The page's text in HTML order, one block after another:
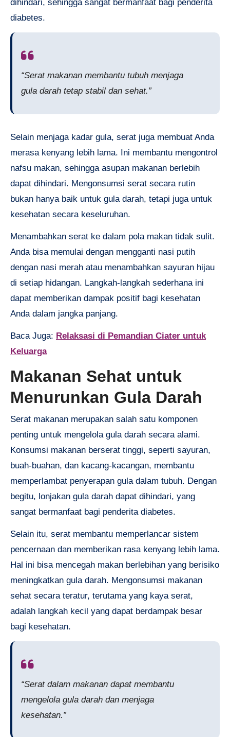
dihindari, sehingga sangat bermanfaat bagi penderita
diabetes.
“Serat makanan membantu tubuh menjaga
gula darah tetap stabil dan sehat.”
Selain menjaga kadar gula, serat juga membuat Anda
merasa kenyang lebih lama. Ini membantu mengontrol
nafsu makan, sehingga asupan makanan berlebih
dapat dihindari. Mengonsumsi serat secara rutin
bukan hanya baik untuk gula darah, tetapi juga untuk
kesehatan secara keseluruhan.
Menambahkan serat ke dalam pola makan tidak sulit.
Anda bisa memulai dengan mengganti nasi putih
dengan nasi merah atau menambahkan sayuran hijau
di setiap hidangan. Langkah-langkah sederhana ini
dapat memberikan dampak positif bagi kesehatan
Anda dalam jangka panjang.
Baca Juga: Relaksasi di Pemandian Ciater untuk
Keluarga
Makanan Sehat untuk
Menurunkan Gula Darah
Serat makanan merupakan salah satu komponen
penting untuk mengelola gula darah secara alami.
Konsumsi makanan berserat tinggi, seperti sayuran,
buah-buahan, dan kacang-kacangan, membantu
memperlambat penyerapan gula dalam tubuh. Dengan
begitu, lonjakan gula darah dapat dihindari, yang
sangat bermanfaat bagi penderita diabetes.
Selain itu, serat membantu memperlancar sistem
pencernaan dan memberikan rasa kenyang lebih lama.
Hal ini bisa mencegah makan berlebihan yang berisiko
meningkatkan gula darah. Mengonsumsi makanan
sehat secara teratur, terutama yang kaya serat,
adalah langkah kecil yang dapat berdampak besar
bagi kesehatan.
“Serat dalam makanan dapat membantu
mengelola gula darah dan menjaga
kesehatan.”